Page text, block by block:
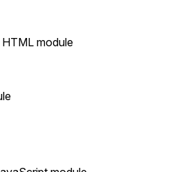
module